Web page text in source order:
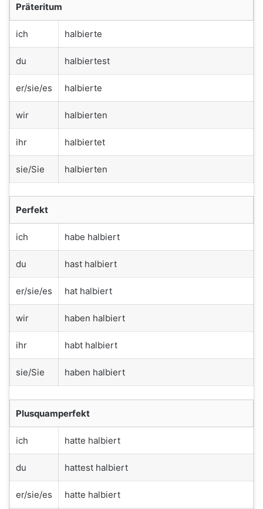
Präteritum
ich halbierte
du halbiertest
er/sie/es halbierte
wir halbierten
ihr halbiertet
sie/Sie halbierten
Perfekt
ich habe halbiert
du hast halbiert
er/sie/es hat halbiert
wir haben halbiert
ihr habt halbiert
sie/Sie haben halbiert
Plusquamperfekt
ich hatte halbiert
du hattest halbiert
er/sie/es hatte halbiert